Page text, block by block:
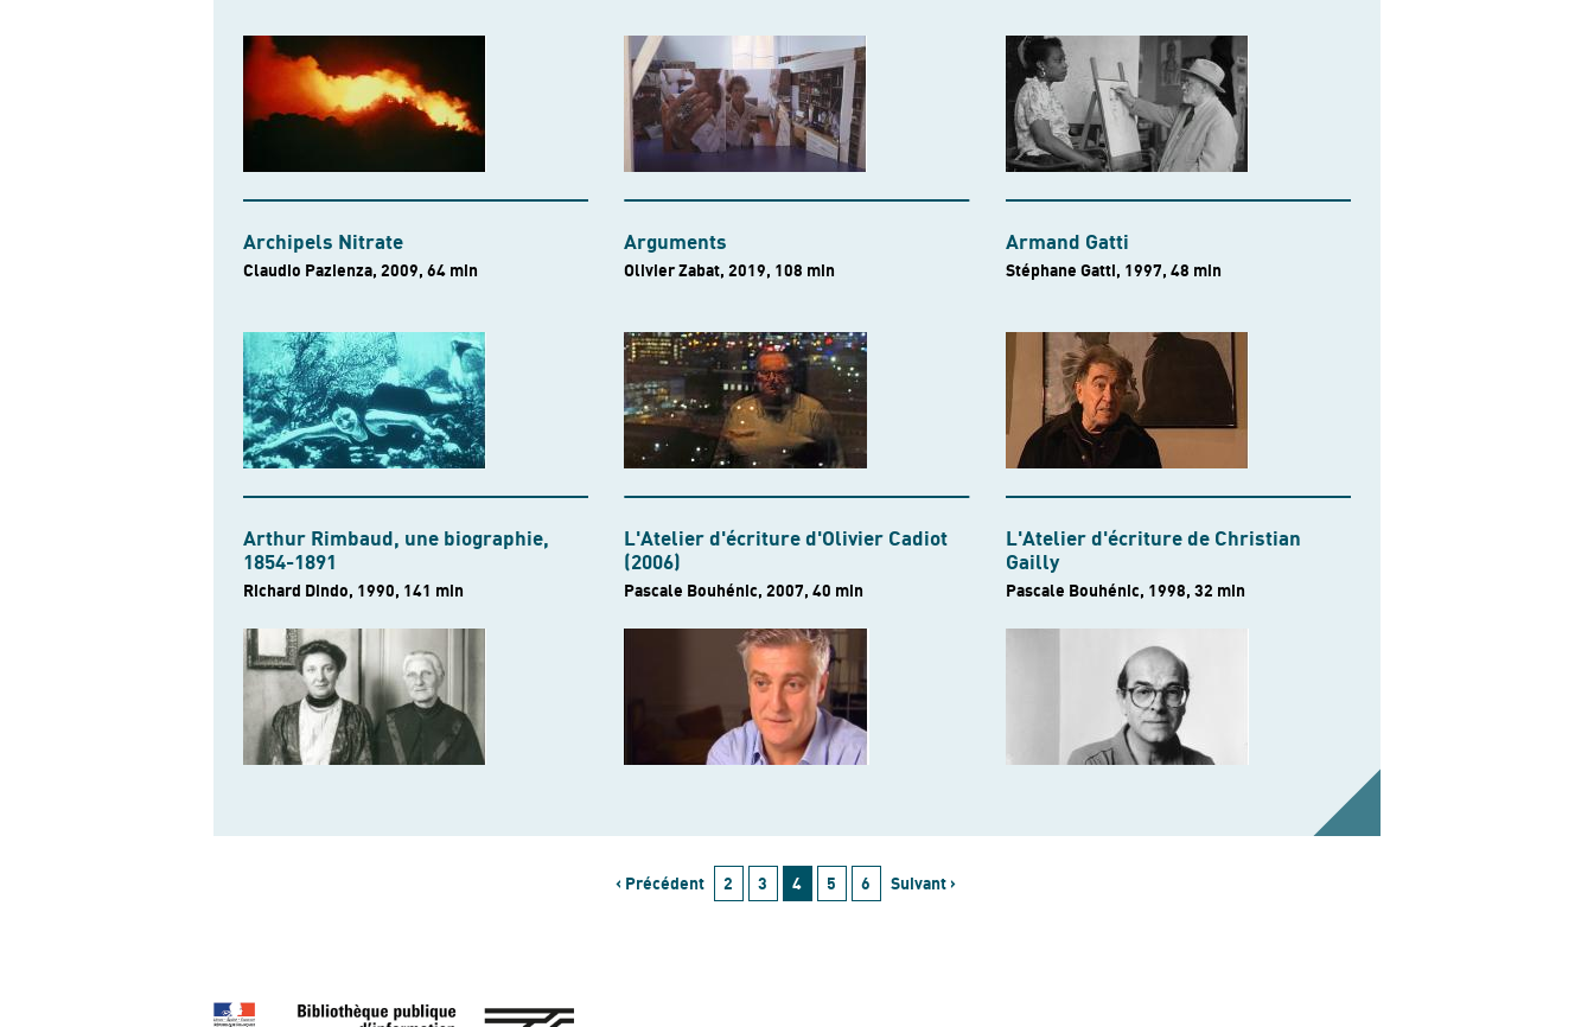
Archipels Nitrate
Claudio Pazienza, 2009, 64 min
Arguments
Olivier Zabat, 2019, 108 min
Armand Gatti
Stéphane Gatti, 1997, 48 min
Arthur Rimbaud, une biographie,
1854-1891
Richard Dindo, 1990, 141 min
L'Atelier d'écriture d'Olivier Cadiot
(2006)
Pascale Bouhénic, 2007, 40 min
L'Atelier d'écriture de Christian
Gailly
Pascale Bouhénic, 1998, 32 min
‹ Précédent 2 3 4 5 6 Suivant ›